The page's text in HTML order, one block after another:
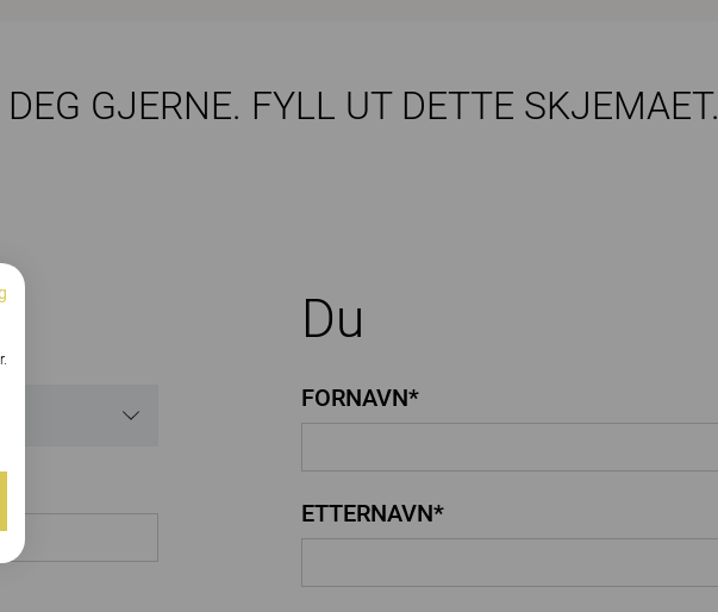
GJERNE. FYLL UT DETTE SKJEMAET.
Du
FORNAVN*
ETTERNAVN*